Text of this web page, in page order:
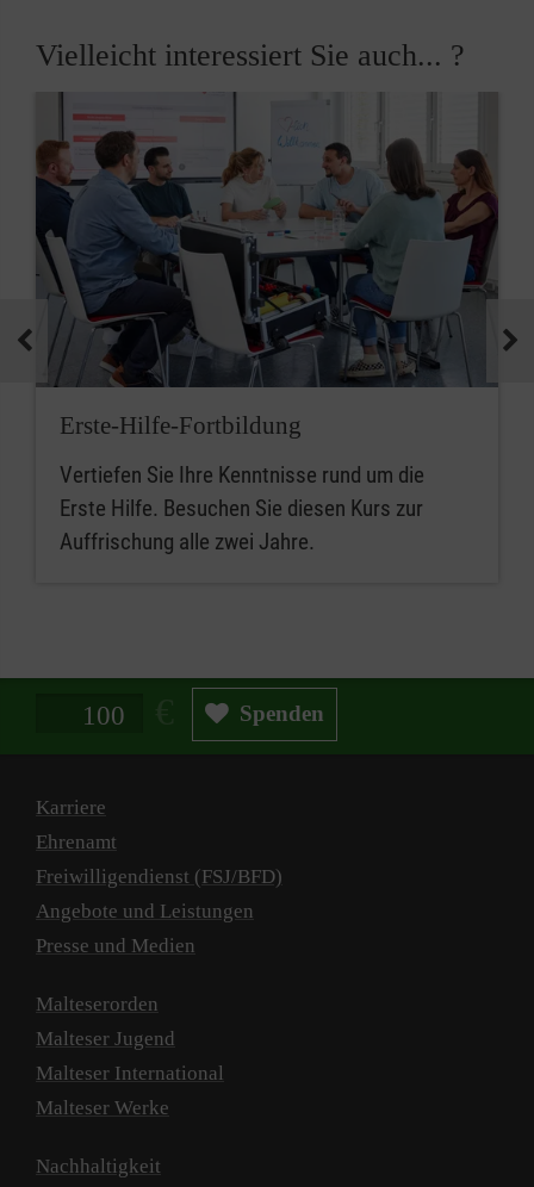
Vielleicht interessiert Sie auch... ?
Erste-Hilfe-Fortbildung
Vertiefen Sie Ihre Kenntnisse rund um die
Erste Hilfe. Besuchen Sie diesen Kurs zur
Auffrischung alle zwei Jahre.
Spendenbetrag in Euro Spenden
Karriere
Ehrenamt
Freiwilligendienst (FSJ/BFD)
Angebote und Leistungen
Presse und Medien
Malteserorden
Malteser Jugend
Malteser International
Malteser Werke
Nachhaltigkeit